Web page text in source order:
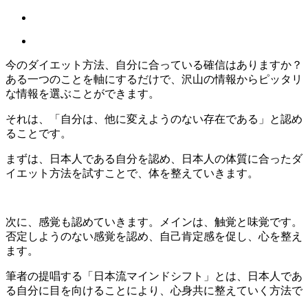
今のダイエット方法、自分に合っている確信はありますか？
ある一つのことを軸にするだけで、沢山の情報からピッタリ
な情報を選ぶことができます。
それは、「自分は、他に変えようのない存在である」と認め
ることです。
まずは、日本人である自分を認め、日本人の体質に合ったダ
イエット方法を試すことで、体を整えていきます。
次に、感覚も認めていきます。メインは、触覚と味覚です。
否定しようのない感覚を認め、自己肯定感を促し、心を整え
ます。
筆者の提唱する「日本流マインドシフト」とは、日本人であ
る自分に目を向けることにより、心身共に整えていく方法で